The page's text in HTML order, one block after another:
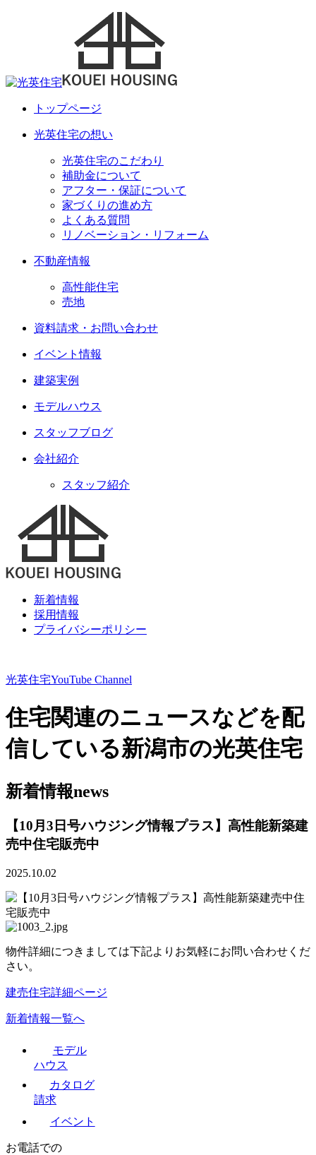
トップページ
光英住宅の想い
光英住宅のこだわり
補助金について
アフター・保証について
家づくりの進め方
よくある質問
リノベーション・リフォーム
不動産情報
高性能住宅
売地
資料請求・お問い合わせ
イベント情報
建築実例
モデルハウス
スタッフブログ
会社紹介
スタッフ紹介
新着情報
採用情報
プライバシーポリシー
光英住宅YouTube Channel
住宅関連のニュースなどを配
信している新潟市の光英住宅
新着情報news
【10月3日号ハウジング情報プラス】高性能新築建
売中住宅販売中
2025.10.02
物件詳細につきましては下記よりお気軽にお問い合わせくだ
さい。
建売住宅詳細ページ
新着情報一覧へ
モデル
ハウス
カタログ
請求
イベント
お電話での